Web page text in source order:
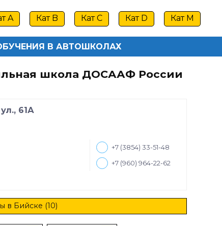
A Кат B Кат C Кат D Кат M
В АВТОШКОЛАХ
школа ДОСААФ России
61А
+7 (3854) 33-51-48
+7 (960) 964-22-62
в Бийске (10)